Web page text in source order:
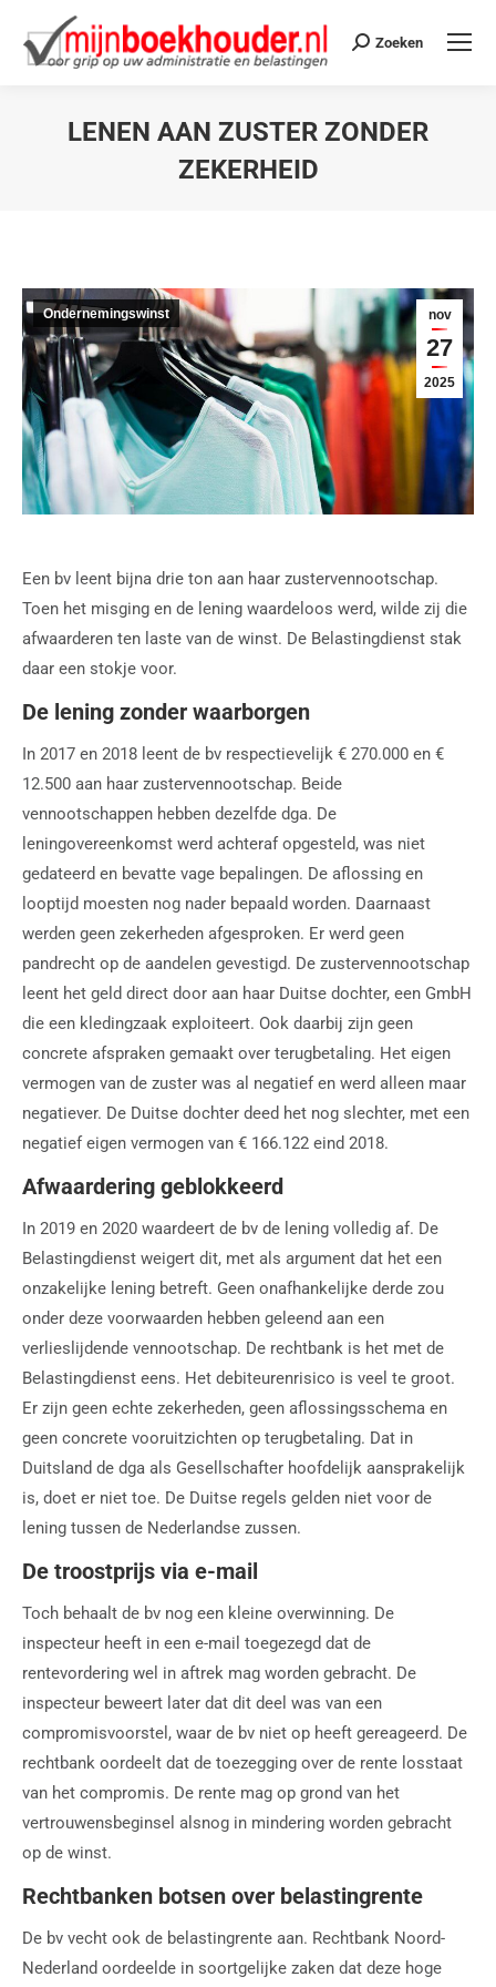
Zoeken
LENEN AAN ZUSTER ZONDER
ZEKERHEID
nov
27
2025
Ondernemingswinst
Een bv leent bijna drie ton aan haar zustervennootschap.
Toen het misging en de lening waardeloos werd, wilde zij die
afwaarderen ten laste van de winst. De Belastingdienst stak
daar een stokje voor.
De lening zonder waarborgen
In 2017 en 2018 leent de bv respectievelijk € 270.000 en €
12.500 aan haar zustervennootschap. Beide
vennootschappen hebben dezelfde dga. De
leningovereenkomst werd achteraf opgesteld, was niet
gedateerd en bevatte vage bepalingen. De aflossing en
looptijd moesten nog nader bepaald worden. Daarnaast
werden geen zekerheden afgesproken. Er werd geen
pandrecht op de aandelen gevestigd. De zustervennootschap
leent het geld direct door aan haar Duitse dochter, een GmbH
die een kledingzaak exploiteert. Ook daarbij zijn geen
concrete afspraken gemaakt over terugbetaling. Het eigen
vermogen van de zuster was al negatief en werd alleen maar
negatiever. De Duitse dochter deed het nog slechter, met een
negatief eigen vermogen van € 166.122 eind 2018.
Afwaardering geblokkeerd
In 2019 en 2020 waardeert de bv de lening volledig af. De
Belastingdienst weigert dit, met als argument dat het een
onzakelijke lening betreft. Geen onafhankelijke derde zou
onder deze voorwaarden hebben geleend aan een
verlieslijdende vennootschap. De rechtbank is het met de
Belastingdienst eens. Het debiteurenrisico is veel te groot.
Er zijn geen echte zekerheden, geen aflossingsschema en
geen concrete vooruitzichten op terugbetaling. Dat in
Duitsland de dga als Gesellschafter hoofdelijk aansprakelijk
is, doet er niet toe. De Duitse regels gelden niet voor de
lening tussen de Nederlandse zussen.
De troostprijs via e-mail
Toch behaalt de bv nog een kleine overwinning. De
inspecteur heeft in een e-mail toegezegd dat de
rentevordering wel in aftrek mag worden gebracht. De
inspecteur beweert later dat dit deel was van een
compromisvoorstel, waar de bv niet op heeft gereageerd. De
rechtbank oordeelt dat de toezegging over de rente losstaat
van het compromis. De rente mag op grond van het
vertrouwensbeginsel alsnog in mindering worden gebracht
op de winst.
Rechtbanken botsen over belastingrente
De bv vecht ook de belastingrente aan. Rechtbank Noord-
Nederland oordeelde in soortgelijke zaken dat deze hoge